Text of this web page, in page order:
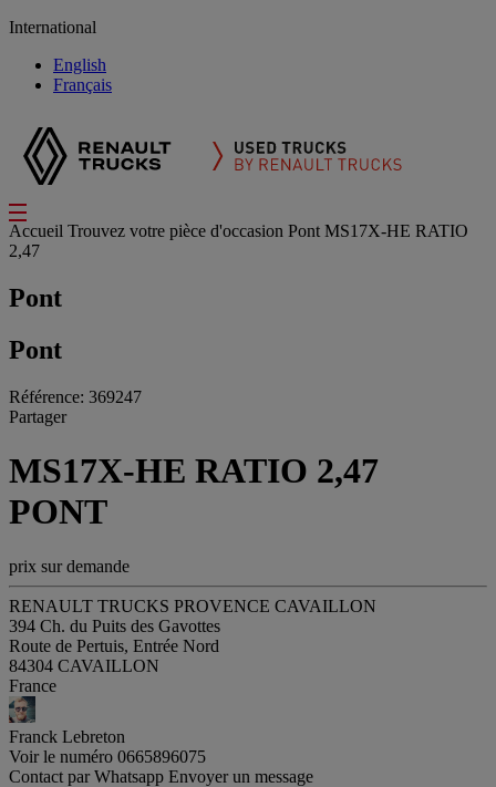
International
English
Français
Accueil Trouvez votre pièce d'occasion Pont MS17X-HE RATIO
2,47
Pont
Pont
Référence: 369247
Partager
MS17X-HE RATIO 2,47
PONT
prix sur demande
RENAULT TRUCKS PROVENCE CAVAILLON
394 Ch. du Puits des Gavottes
Route de Pertuis, Entrée Nord
84304 CAVAILLON
France
Franck Lebreton
Voir le numéro 0665896075
Contact par Whatsapp Envoyer un message